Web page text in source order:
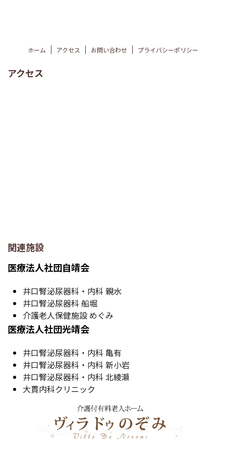
ホーム アクセス お問い合わせ プライバシーポリシー
アクセス
関連施設
医療法人社団自靖会
井口腎泌尿器科・内科 親水
井口腎泌尿器科 船堀
介護老人保健施設 めぐみ
医療法人社団光靖会
井口腎泌尿器科・内科 亀有
井口腎泌尿器科・内科 新小岩
井口腎泌尿器科・内科 北綾瀬
大貫内科クリニック